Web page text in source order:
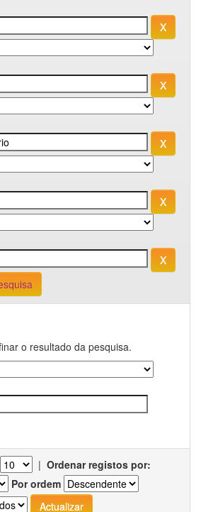
o resultado da pesquisa.
| Ordenar registos por:
Por ordem